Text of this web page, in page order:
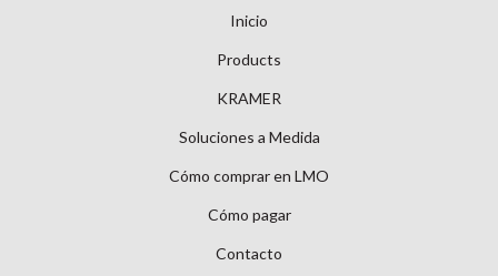
Inicio
Products
KRAMER
Soluciones a Medida
Cómo comprar en LMO
Cómo pagar
Contacto